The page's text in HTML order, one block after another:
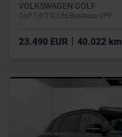
VOLKSWAGEN GOLF
Golf 1.0 TSI Life Business OPF
23.490 EUR | 40.022 km